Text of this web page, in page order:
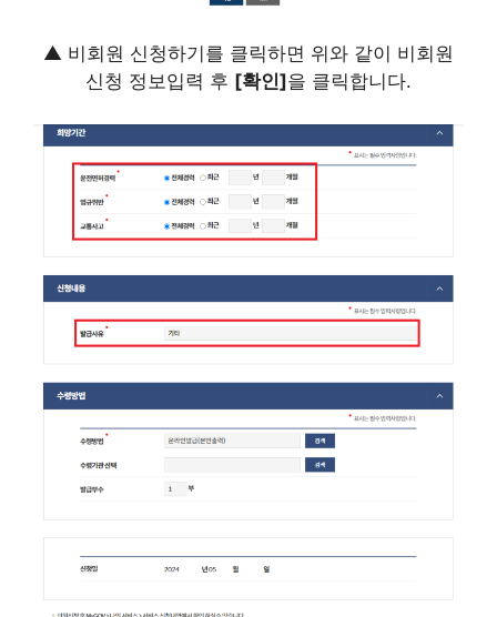
▲ 비회원 신청하기를 클릭하면 위와 같이 비회원
신청 정보입력 후 [확인]을 클릭합니다.